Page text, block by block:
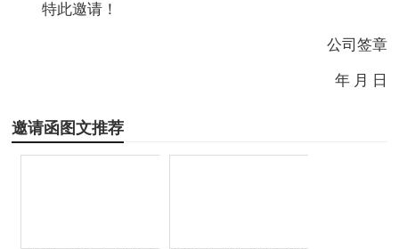
特此邀请！
公司签章
年 月 日
邀请函图文推荐